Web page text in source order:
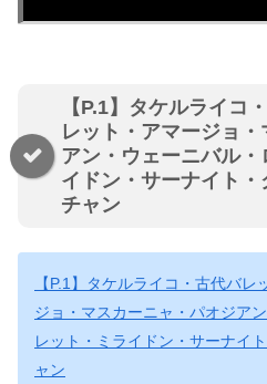
【P.1】タケルライコ
レット・アマージョ
アン・ウェーニバル
イドン・サーナイト
チャン
【P.1】タケルライコ・古代バ
ジョ・マスカーニャ・パオジア
レット・ミライドン・サーナイ
ャン